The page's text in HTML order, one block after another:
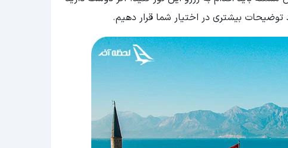
بیشتری در اختیار شما قرار دهیم.